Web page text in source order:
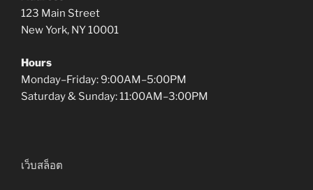
123 Main Street
New York, NY 10001
Hours
Monday–Friday: 9:00AM–5:00PM
Saturday & Sunday: 11:00AM–3:00PM
เว็บสล็อต